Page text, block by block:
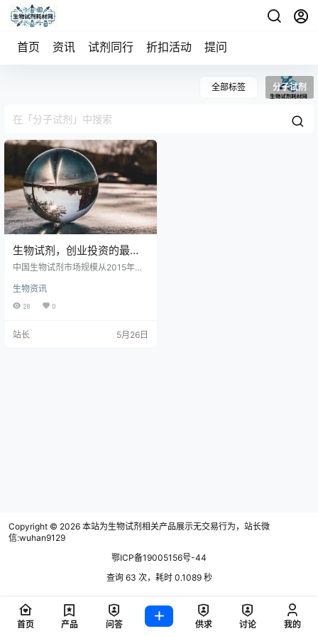
首页 资讯 试剂同行 折扣活动 提问
全部标签 分子试剂
生物试剂，创业投资的最佳
赛道
中国生物试剂市场规模从2015年的6
预计2025年达308.2亿元。分子试
剂国产化率已高，未来机会有限；
学试剂赛道最具投资价值，当前无
生物资讯
28 0
站长 5月26日
Copyright © 2026 本站为生物试剂相关产品展示无交易行为，站长微
信:wuhan9129
鄂ICP备19005156号-44
查询 63 次，耗时 0.1089 秒
首页 产品 问答 供求 讨论 我的